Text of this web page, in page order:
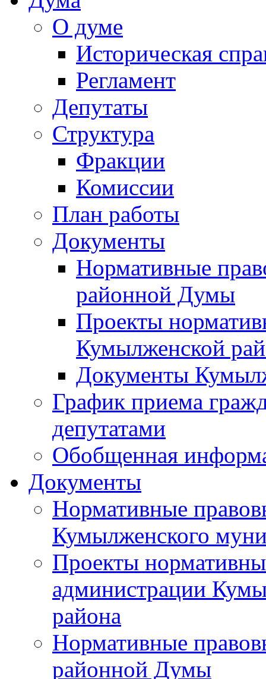
О думе
Историческая
Регламент
Депутаты
Структура
Фракции
Комиссии
План работы
Документы
Нормативные
районной Думы
Проекты
Кумылженской
Документы
График приема
депутатами
Обобщенная
Документы
Нормативные
Кумылженского
Проекты
администрации
района
Нормативные
районной Думы